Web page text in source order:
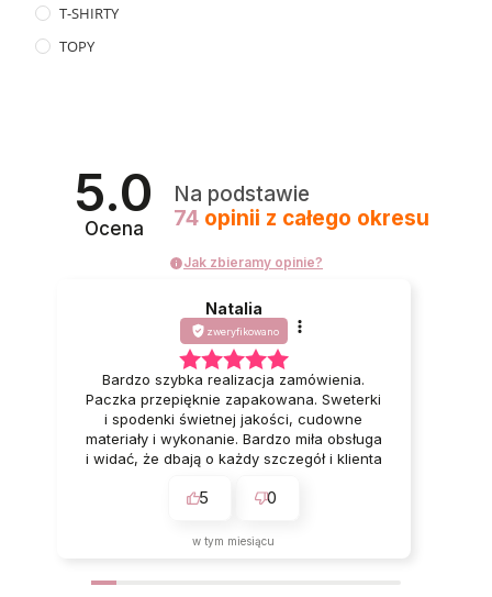
T-SHIRTY
TOPY
5.0
Ocena
Na podstawie
74 opinii z całego okresu
Jak zbieramy opinie?
Natalia
zweryfikowano
Bardzo szybka realizacja zamówienia.
Paczka przepięknie zapakowana. Sweterki
i spodenki świetnej jakości, cudowne
materiały i wykonanie. Bardzo miła obsługa
i widać, że dbają o każdy szczegół i klienta
5 0
w tym miesiącu